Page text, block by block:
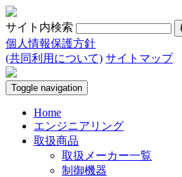
サイト内検索
個人情報保護方針
(共同利用について) サイトマップ
Toggle navigation
Home
エンジニアリング
取扱商品
取扱メーカー一覧
制御機器